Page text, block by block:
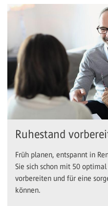
Ruhestand
Früh planen, entspannt in
Sie sich schon mit 50
vorbereiten und für eine
können.